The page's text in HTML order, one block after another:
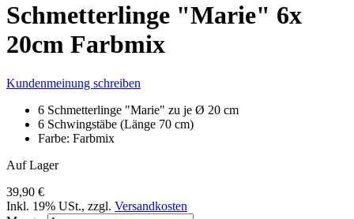
Schmetterlinge "Marie" 6x
20cm Farbmix
Kundenmeinung schreiben
6 Schmetterlinge "Marie" zu je Ø 20 cm
6 Schwingstäbe (Länge 70 cm)
Farbe: Farbmix
Auf Lager
39,90 €
Inkl. 19% USt., zzgl. Versandkosten